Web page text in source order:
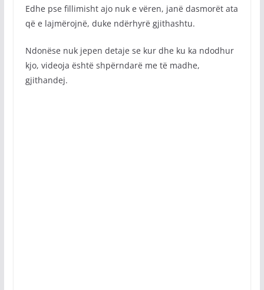
Edhe pse fillimisht ajo nuk e vëren, janë dasmorët ata
që e lajmërojnë, duke ndërhyrë gjithashtu.
Ndonëse nuk jepen detaje se kur dhe ku ka ndodhur
kjo, videoja është shpërndarë me të madhe,
gjithandej.